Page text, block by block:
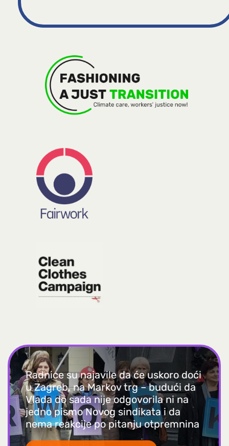
Radnice su najavile da će uskoro doći
u Zagreb, na Markov trg – budući da
Vlada do sada nije odgovorila ni na
jedno pismo Novog sindikata i da
nema reakcije po pitanju otpremnina